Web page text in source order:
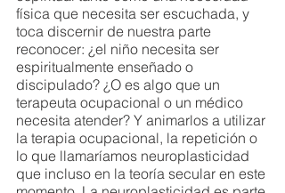
física que necesita ser escuchada, y
toca discernir de nuestra parte
reconocer: ¿el niño necesita ser
espiritualmente enseñado o
discipulado? ¿O es algo que un
terapeuta ocupacional o un médico
necesita atender? Y animarlos a utilizar
la terapia ocupacional, la repetición o
lo que llamaríamos neuroplasticidad
que incluso en la teoría secular en este